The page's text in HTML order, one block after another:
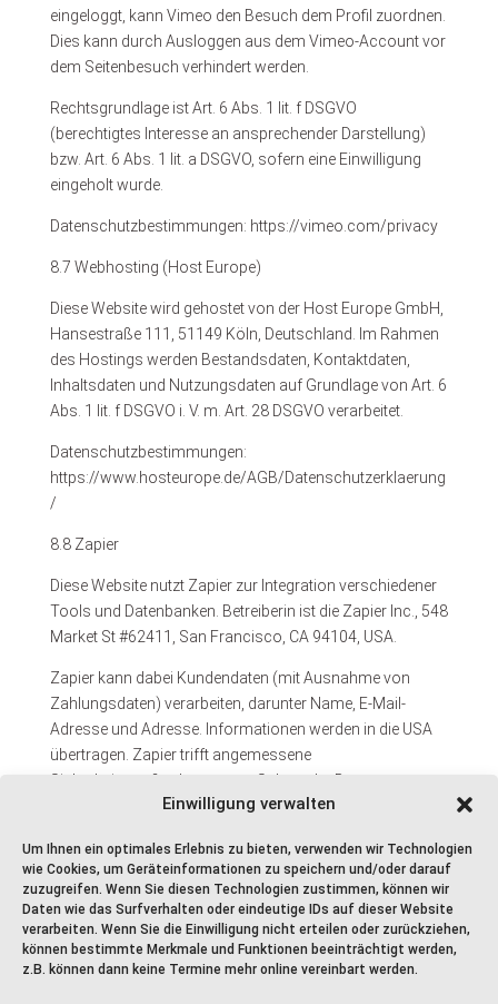
Einwilligung verwalten
Um Ihnen ein optimales Erlebnis zu bieten, verwenden wir Technologien
wie Cookies, um Geräteinformationen zu speichern und/oder darauf
zuzugreifen. Wenn Sie diesen Technologien zustimmen, können wir
Daten wie das Surfverhalten oder eindeutige IDs auf dieser Website
verarbeiten. Wenn Sie die Einwilligung nicht erteilen oder zurückziehen,
können bestimmte Merkmale und Funktionen beeinträchtigt werden,
z.B. können dann keine Termine mehr online vereinbart werden.
eingeloggt, kann Vimeo den Besuch dem Profil zuordnen.
Dies kann durch Ausloggen aus dem Vimeo-Account vor
dem Seitenbesuch verhindert werden.
Rechtsgrundlage ist Art. 6 Abs. 1 lit. f DSGVO
(berechtigtes Interesse an ansprechender Darstellung)
bzw. Art. 6 Abs. 1 lit. a DSGVO, sofern eine Einwilligung
eingeholt wurde.
Datenschutzbestimmungen: https://vimeo.com/privacy
8.7 Webhosting (Host Europe)
Diese Website wird gehostet von der Host Europe GmbH,
Hansestraße 111, 51149 Köln, Deutschland. Im Rahmen
des Hostings werden Bestandsdaten, Kontaktdaten,
Inhaltsdaten und Nutzungsdaten auf Grundlage von Art. 6
Abs. 1 lit. f DSGVO i. V. m. Art. 28 DSGVO verarbeitet.
Datenschutzbestimmungen:
https://www.hosteurope.de/AGB/Datenschutzerklaerung
/
8.8 Zapier
Diese Website nutzt Zapier zur Integration verschiedener
Tools und Datenbanken. Betreiberin ist die Zapier Inc., 548
Market St #62411, San Francisco, CA 94104, USA.
Zapier kann dabei Kundendaten (mit Ausnahme von
Zahlungsdaten) verarbeiten, darunter Name, E-Mail-
Adresse und Adresse. Informationen werden in die USA
übertragen. Zapier trifft angemessene
Sicherheitsmaßnahmen zum Schutz der Daten.
https://zapier.com/help/account/data-
management/data-privacy-at-zapier